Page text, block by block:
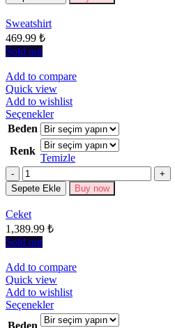
Sweatshirt
469.99 ₺
Sold out
Add to compare
Quick view
Add to wishlist
SeçeneklerBu
ürünün
birden
fazla
varyasyonu
Seçenekler
seçilebilir
Beden
Renk
Temizle
Miktar
Sepete Ekle Buy now
Ceket
1,389.99 ₺
Sold out
Add to compare
Quick view
Add to wishlist
SeçeneklerBu
ürünün